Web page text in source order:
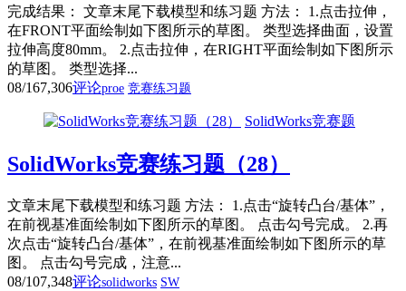
完成结果： 文章末尾下载模型和练习题 方法： 1.点击拉伸，
在FRONT平面绘制如下图所示的草图。 类型选择曲面，设置
拉伸高度80mm。 2.点击拉伸，在RIGHT平面绘制如下图所示
的草图。 类型选择...
08/167,306评论proe 竞赛练习题
SolidWorks竞赛题
SolidWorks竞赛练习题（28）
文章末尾下载模型和练习题 方法： 1.点击“旋转凸台/基体”，
在前视基准面绘制如下图所示的草图。 点击勾号完成。 2.再
次点击“旋转凸台/基体”，在前视基准面绘制如下图所示的草
图。 点击勾号完成，注意...
08/107,348评论solidworks SW